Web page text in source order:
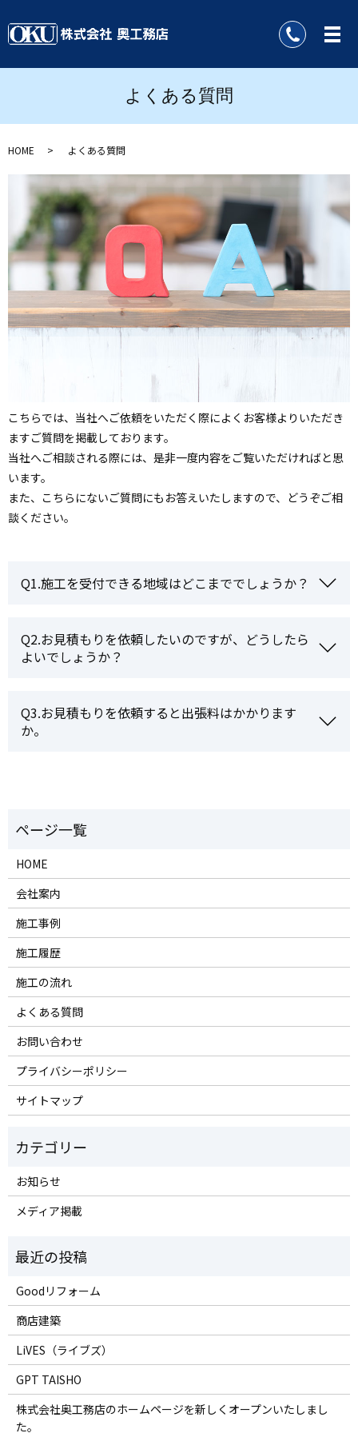
よくある質問
HOME よくある質問
こちらでは、当社へご依頼をいただく際によくお客様よりいただき
ますご質問を掲載しております。
当社へご相談される際には、是非一度内容をご覧いただければと思
います。
また、こちらにないご質問にもお答えいたしますので、どうぞご相
談ください。
Q1.施工を受付できる地域はどこまででしょうか？
Q2.お見積もりを依頼したいのですが、どうしたら
よいでしょうか？
Q3.お見積もりを依頼すると出張料はかかります
か。
HOME
会社案内
施工事例
施工履歴
施工の流れ
よくある質問
お問い合わせ
プライバシーポリシー
サイトマップ
お知らせ
メディア掲載
Goodリフォーム
商店建築
LiVES（ライブズ）
GPT TAISHO
株式会社奥工務店のホームページを新しくオープンいたしまし
た。